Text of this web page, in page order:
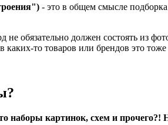
- это в общем смысле
не обязательно должен состоять из
то товаров или брендов это
наборы картинок, схем и